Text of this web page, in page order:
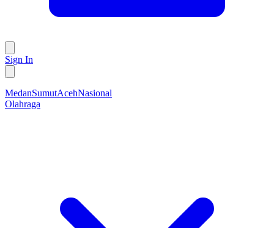
Sign In
MedanSumutAcehNasional
Olahraga